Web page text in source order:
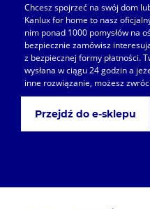
Chcesz spojrzeć na swój dom
Kanlux for home to nasz
nim ponad 1000 pomysłów na
bezpiecznie zamówisz
z bezpiecznej formy płatności.
wysłana w ciągu 24 godzin a
inne rozwiązanie, możesz
Przejdź do e-sklepu